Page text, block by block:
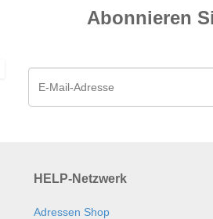
Abonnieren
HELP-Netzwerk
Adressen Shop